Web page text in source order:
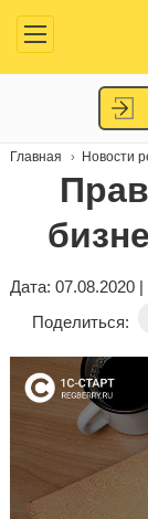
Главная Новости
Дата: 07.08.2020 |
Поделиться: